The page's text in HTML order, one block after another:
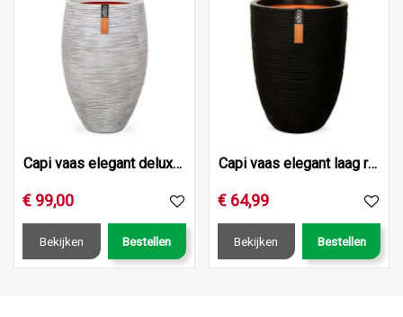
Capi vaas elegant deluxe rib nl 40x30 ivoor
€ 99,00
Bekijken Bestellen
Capi vaas elegant laag rib nl 36x47 zwart
€ 64,99
Bekijken Bestellen